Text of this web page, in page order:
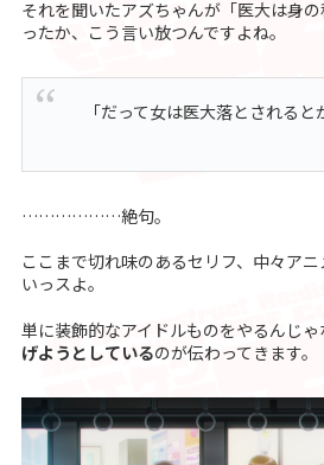
それを聞いたアズちゃんが「医大は身
ったか、こう言い放つんですよね。
「だって女は医大落とされると
………………絶句。
ここまで切れ味のあるセリフ、中々ア
いっスよ。
単に装飾的なアイドルものをやるんじゃ
げようとしているのが伝わってきます。